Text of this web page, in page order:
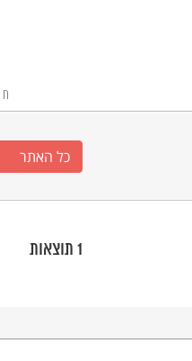
כל האתר
1 תוצאות